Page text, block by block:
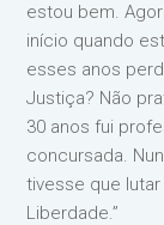
estou bem.
início quando
esses anos
Justiça? Não
30 anos fui
concursada.
tivesse que
Liberdade.”